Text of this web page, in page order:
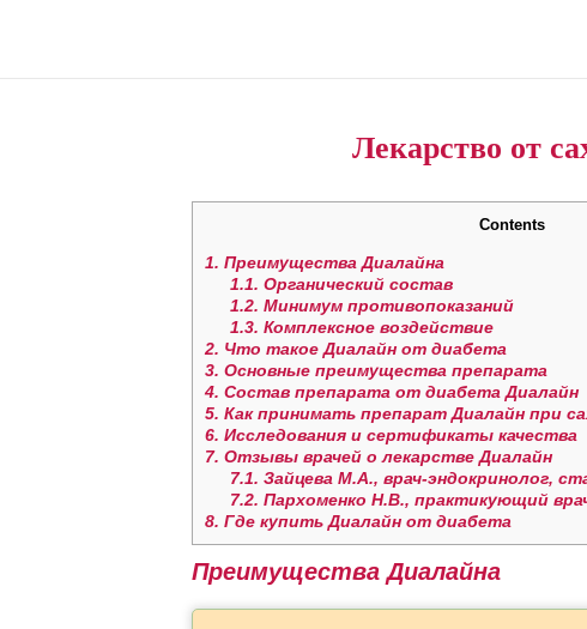
Лекарство от
Contents
1. Преимущества Диалайна
1.1. Органический состав
1.2. Минимум противопоказаний
1.3. Комплексное воздействие
2. Что такое Диалайн от диабета
3. Основные преимущества препарата
4. Состав препарата от диабета Диалайн
5. Как принимать препарат Диалайн при
6. Исследования и сертификаты качества
7. Отзывы врачей о лекарстве Диалайн
7.1. Зайцева М.А., врач-эндокринолог,
7.2. Пархоменко Н.В., практикующий
8. Где купить Диалайн от диабета
Преимущества Диалайна